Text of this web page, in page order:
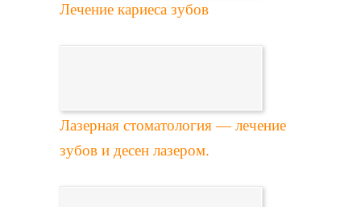
Лечение кариеса зубов
Лазерная стоматология — лечение
зубов и десен лазером.